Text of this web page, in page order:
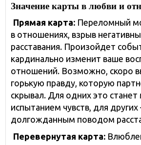
Значение карты в любви и
Прямая карта: Переломный
в отношениях, взрыв
расставания. Произойдет
кардинально изменит ваше
отношений. Возможно, скоро
горькую правду, которую
скрывал. Для одних это
испытанием чувств, для
долгожданным поводом
Перевернутая карта: